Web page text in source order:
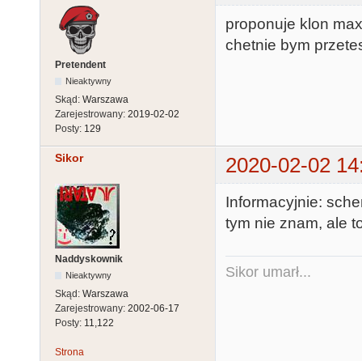
Pretendent
Nieaktywny
Skąd: Warszawa
Zarejestrowany: 2019-02-02
Posty: 129
proponuje klon
chetnie bym
Sikor 2020-02-02
Naddyskownik
Nieaktywny
Skąd: Warszawa
Zarejestrowany: 2002-06-17
Posty: 11,122
Informacyjnie:
tym nie znam, ale
Sikor umarł...
Strona